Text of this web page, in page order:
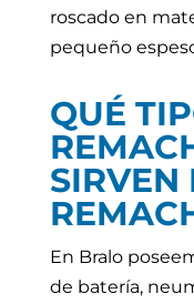
roscado en
pequeño
QUÉ
SIRVEN
En Bralo
de batería,